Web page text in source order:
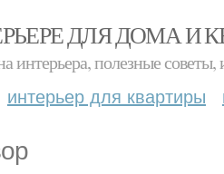
ДЛЯ ДОМА И
интерьера, полезные советы,
интерьер для квартиры